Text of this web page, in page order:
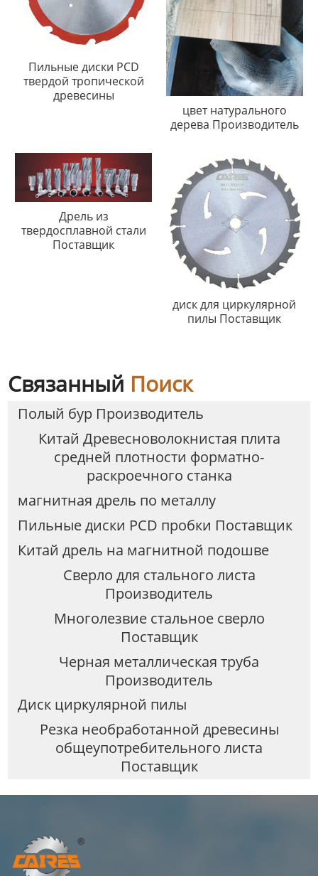
Пильные диски PCD
твердой тропической
древесины
цвет натурального
дерева Производитель
Дрель из
твердосплавной стали
Поставщик
диск для циркулярной
пилы Поставщик
Связанный Поиск
Полый бур Производитель
Китай Древесноволокнистая плита
средней плотности форматно-
раскроечного станка
магнитная дрель по металлу
Пильные диски PCD пробки Поставщик
Китай дрель на магнитной подошве
Сверло для стального листа
Производитель
Многолезвие стальное сверло
Поставщик
Черная металлическая труба
Производитель
Диск циркулярной пилы
Резка необработанной древесины
общеупотребительного листа
Поставщик